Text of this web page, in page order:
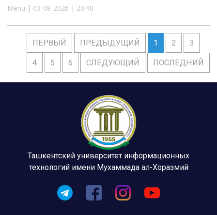
Menu | 03-08-2026 | 20:40
ПЕРВЫЙ ПРЕДЫДУЩИЙ 1 2 3
4 5 6 СЛЕДУЮЩИЙ ПОСЛЕДНИЙ
Ташкентский университет информационных
технологий имени Мухаммада ал-Хоразмий